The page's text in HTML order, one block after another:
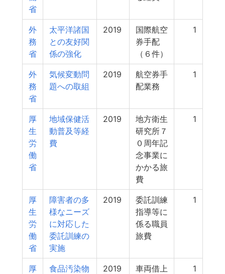
省
外
務
省
太平洋諸国
との友好関
係の強化
2019
国際航空
券手配
（６件）
1
外
務
省
気候変動問
題への取組
2019
航空券手
配業務
1
厚
生
労
働
省
地域保健活
動普及等経
費
2019
地方衛生
研究所７
０周年記
念事業に
かかる旅
費
1
厚
生
労
働
省
障害者の多
様なニーズ
に対応した
委託訓練の
実施
2019
委託訓練
指導等に
係る職員
旅費
1
厚
食品汚染物
2019 車両借上 1